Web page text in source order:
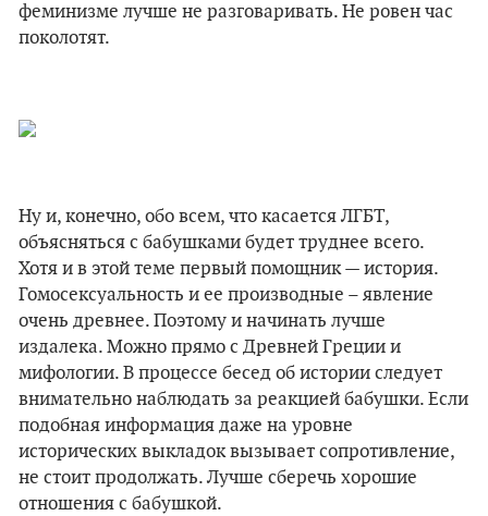
феминизме лучше не разговаривать. Не ровен час
поколотят.
Ну и, конечно, обо всем, что касается ЛГБТ,
объясняться с бабушками будет труднее всего.
Хотя и в этой теме первый помощник — история.
Гомосексуальность и ее производные – явление
очень древнее. Поэтому и начинать лучше
издалека. Можно прямо с Древней Греции и
мифологии. В процессе бесед об истории следует
внимательно наблюдать за реакцией бабушки. Если
подобная информация даже на уровне
исторических выкладок вызывает сопротивление,
не стоит продолжать. Лучше сберечь хорошие
отношения с бабушкой.